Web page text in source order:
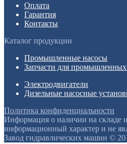
Оплата
Гарантия
Контакты
Каталог продукции
Промышленные насосы
Запчасти для промышленных
Электродвигатели
Дизельные насосные
Политика конфиденциальности
Информация о наличии на складе
информационный характер и не
Завод гидравлических машин ©